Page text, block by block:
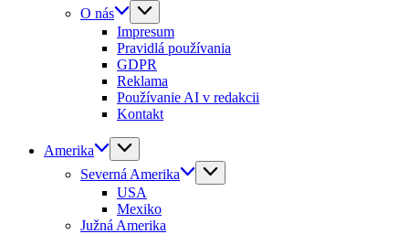
O nás
Impresum
Pravidlá používania
GDPR
Reklama
Používanie AI v redakcii
Kontakt
Amerika
Severná Amerika
USA
Mexiko
Južná Amerika